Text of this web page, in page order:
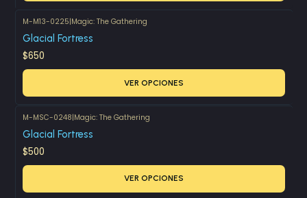
M-M13-0225|Magic: The Gathering
Glacial Fortress
$650
VER OPCIONES
M-MSC-0248|Magic: The Gathering
Glacial Fortress
$500
VER OPCIONES